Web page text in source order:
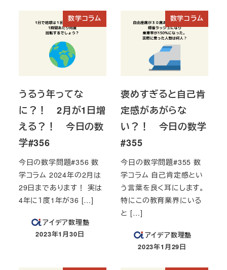
数学コラム
うるう年ってな
に？！ 2月が1日増
える？！ 今日の数
学#356
今日の数学問題#356 数
学コラム 2024年の2月は
29日まであります！ 実は
4年に１度1年が36 […]
アイデア数理塾
投稿日
2023年1月30日
数学コラム
褒めすぎると自己肯
定感があがらな
い？！ 今日の数学
#355
今日の数学問題#355 数
学コラム 自己肯定感とい
う言葉を良く耳にします。
特にこの教育業界にいる
と […]
アイデア数理塾
投稿日
2023年1月29日